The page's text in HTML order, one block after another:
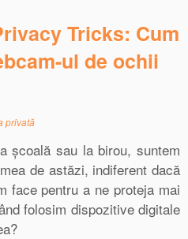
Tricks: Cum
ul de ochii
privată
școală sau la birou, suntem
de astăzi, indiferent dacă
face pentru a ne proteja mai
folosim dispozitive digitale